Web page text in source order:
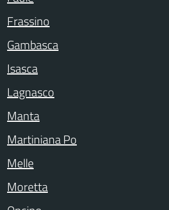
Frassino
Gambasca
Isasca
Lagnasco
Manta
Martiniana Po
Melle
Moretta